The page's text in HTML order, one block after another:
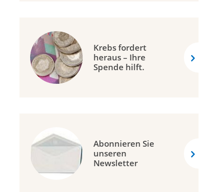
Krebs fordert
heraus – Ihre
Spende hilft.
Abonnieren Sie
unseren
Newsletter